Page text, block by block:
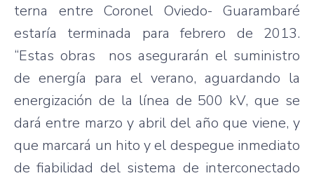
terna
entre Coronel Oviedo- Guarambaré
estaría
terminada para febrero de 2013.
“Estas obras nos asegurarán el suministro
de energía para el verano, aguardando la
energización de la línea de 500 kV,que se
dará entre marzo y abrildel año que viene, y
que marcará un hito y el despegue inmediato
defiabilidad del sistema de interconectado